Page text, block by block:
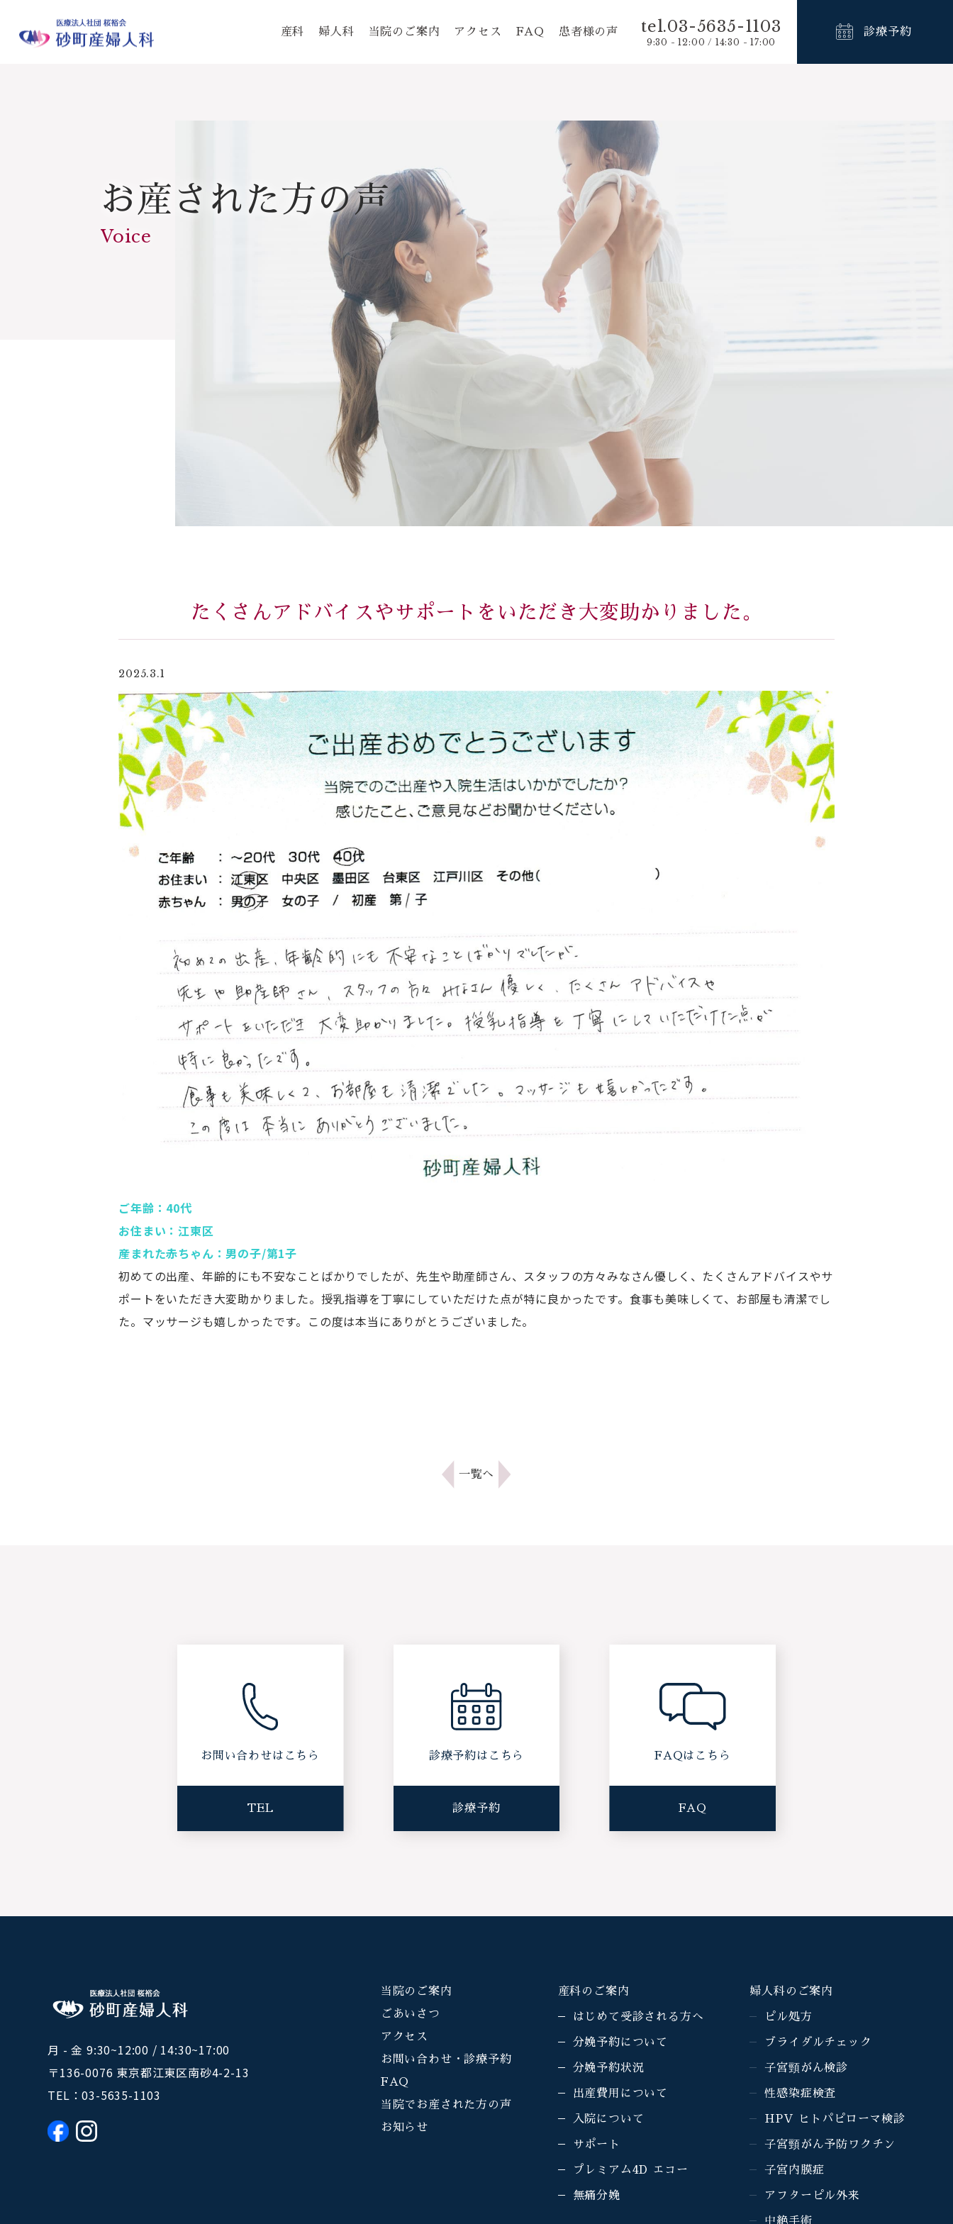
産科 婦人科 当院のご案内 アクセス FAQ 患者様の声 tel.03-5635-1103
9:30 - 12:00 / 14:30 - 17:00
診療予約
お産された方の声
Voice
たくさんアドバイスやサポートをいただき大変助かりました。
2025.3.1
ご年齢：40代
お住まい：江東区
産まれた赤ちゃん：男の子/第1子
初めての出産、年齢的にも不安なことばかりでしたが、先生や助産師さん、スタッフの方々みなさん優しく、たくさんアドバイスやサ
ポートをいただき大変助かりました。授乳指導を丁寧にしていただけた点が特に良かったです。食事も美味しくて、お部屋も清潔でし
た。マッサージも嬉しかったです。この度は本当にありがとうございました。
一覧へ
お問い合わせはこちら
TEL
診療予約はこちら
診療予約
FAQはこちら
FAQ
月 - 金 9:30~12:00 / 14:30~17:00
〒136-0076 東京都江東区南砂4-2-13
TEL：03-5635-1103
当院のご案内
ごあいさつ
アクセス
お問い合わせ・診療予約
FAQ
当院でお産された方の声
お知らせ
産科のご案内
はじめて受診される方へ
分娩予約について
分娩予約状況
出産費用について
入院について
サポート
プレミアム4D エコー
無痛分娩
婦人科のご案内
ピル処方
ブライダルチェック
子宮頸がん検診
性感染症検査
HPV ヒトパピローマ検診
子宮頸がん予防ワクチン
子宮内膜症
アフターピル外来
中絶手術